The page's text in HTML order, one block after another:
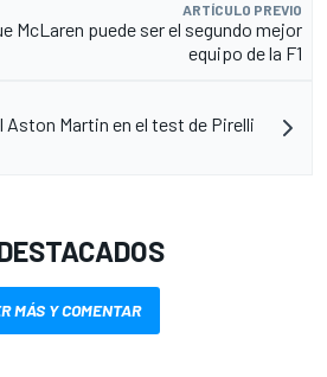
ARTÍCULO PREVIO
McLaren puede ser el segundo mejor
equipo de la F1
Aston Martin en el test de Pirelli
MÁS Y COMENTAR